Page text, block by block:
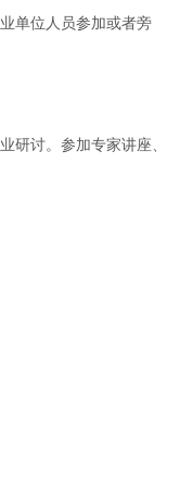
单位人员参加或者旁
研讨。参加专家讲座、